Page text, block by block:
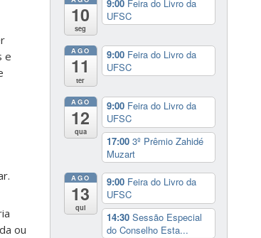
e
ou
10
seg
9:00 Feira do Livro da
UFSC
AGO
11
ter
9:00 Feira do Livro da
UFSC
AGO
12
qua
9:00 Feira do Livro da
UFSC
17:00 3º Prêmio Zahidé
Muzart
AGO
13
qui
9:00 Feira do Livro da
UFSC
14:30 Sessão Especial
do Conselho Esta...